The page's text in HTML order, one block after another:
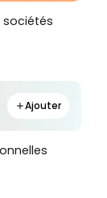
sociétés
Ajouter